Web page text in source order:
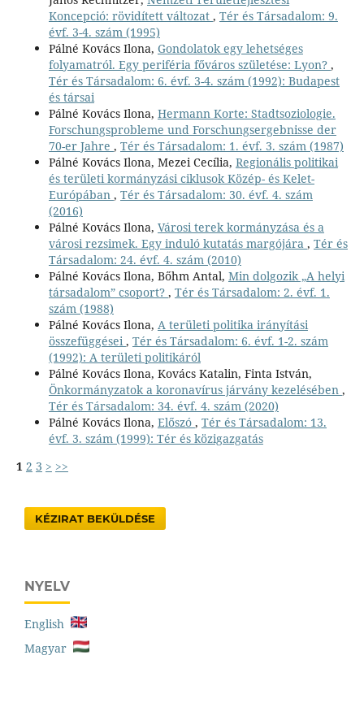
Koncepció: rövidített változat , Tér és Társadalom: 9.
évf. 3-4. szám (1995)
Pálné Kovács Ilona, Gondolatok egy lehetséges
folyamatról. Egy periféria főváros születése: Lyon? ,
Tér és Társadalom: 6. évf. 3-4. szám (1992): Budapest
és társai
Pálné Kovács Ilona, Hermann Korte: Stadtsoziologie.
Forschungsprobleme und Forschungsergebnisse der
70-er Jahre , Tér és Társadalom: 1. évf. 3. szám (1987)
Pálné Kovács Ilona, Mezei Cecília, Regionális politikai
és területi kormányzási ciklusok Közép- és Kelet-
Európában , Tér és Társadalom: 30. évf. 4. szám
(2016)
Pálné Kovács Ilona, Városi terek kormányzása és a
városi rezsimek. Egy induló kutatás margójára , Tér és
Társadalom: 24. évf. 4. szám (2010)
Pálné Kovács Ilona, Bőhm Antal, Min dolgozik „A helyi
társadalom” csoport? , Tér és Társadalom: 2. évf. 1.
szám (1988)
Pálné Kovács Ilona, A területi politika irányítási
összefüggései, Tér és Társadalom: 6. évf. 1-2. szám
(1992): A területi politikáról
Pálné Kovács Ilona, Kovács Katalin, Finta István,
Önkormányzatok a koronavírus járvány kezelésében ,
Tér és Társadalom: 34. évf. 4. szám (2020)
Pálné Kovács Ilona, Előszó , Tér és Társadalom: 13.
évf. 3. szám (1999): Tér és közigazgatás
1 2 3 > >>
KÉZIRAT BEKÜLDÉSE
NYELV
English
Magyar